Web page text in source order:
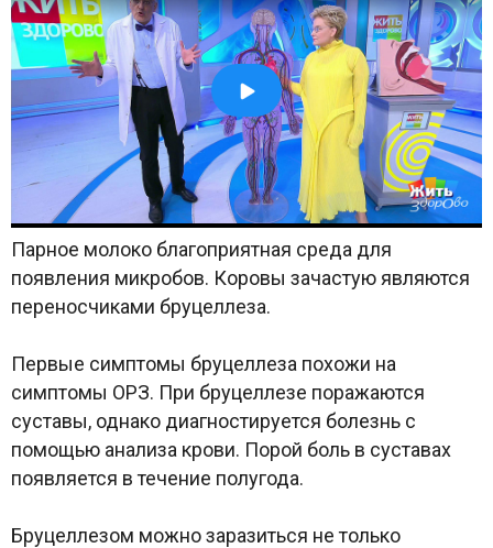
Парное молоко благоприятная среда для
появления микробов. Коровы зачастую являются
переносчиками бруцеллеза.
Первые симптомы бруцеллеза похожи на
симптомы ОРЗ. При бруцеллезе поражаются
суставы, однако диагностируется болезнь с
помощью анализа крови. Порой боль в суставах
появляется в течение полугода.
Бруцеллезом можно заразиться не только